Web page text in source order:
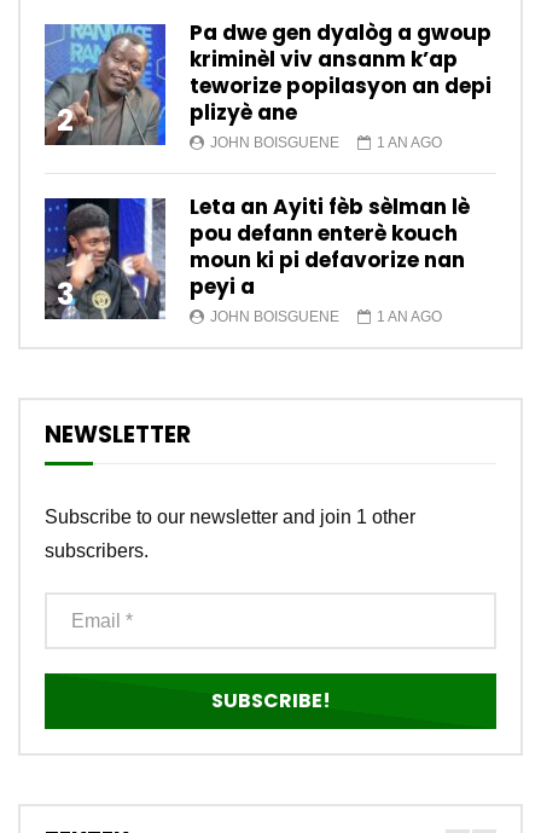
2
Pa dwe gen dyalòg a gwoup
kriminèl viv ansanm k’ap
teworize popilasyon an depi
plizyè ane
JOHN BOISGUENE 1 AN AGO
3
Leta an Ayiti fèb sèlman lè
pou defann enterè kouch
moun ki pi defavorize nan
peyi a
JOHN BOISGUENE 1 AN AGO
NEWSLETTER
Subscribe to our newsletter and join 1 other
subscribers.